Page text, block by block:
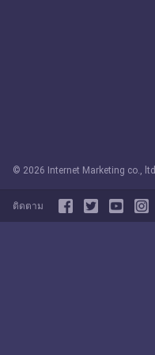
© 2026 Internet Marketing co., ltd
ติดตาม